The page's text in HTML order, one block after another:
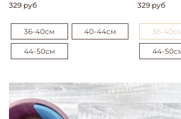
329 руб
36-40см 40-44см
44-50см
329 руб
36-
44-